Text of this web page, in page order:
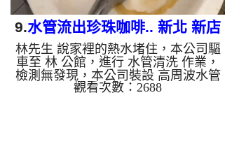
9.水管流出珍珠咖啡.. 新北 新店
永平街 水管清洗
林先生 說家裡的熱水堵住，本公司驅
車至 林 公館，進行 水管清洗 作業，
檢測無發現，本公司裝設 高周波水管
清洗機，灌入 檸檬酸 至水管，等了約
觀看次數：2688